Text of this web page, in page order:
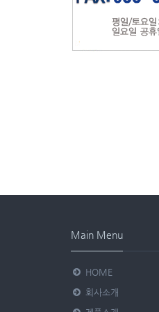
Main Menu
HOME
회사소개